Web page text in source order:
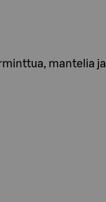
mantelia